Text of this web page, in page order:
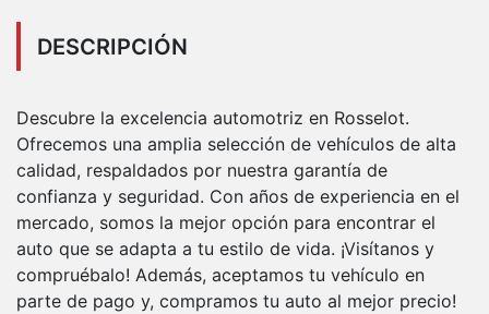
DESCRIPCIÓN
Descubre la excelencia automotriz en Rosselot.
Ofrecemos una amplia selección de vehículos de alta
calidad, respaldados por nuestra garantía de
confianza y seguridad. Con años de experiencia en el
mercado, somos la mejor opción para encontrar el
auto que se adapta a tu estilo de vida. ¡Visítanos y
compruébalo! Además, aceptamos tu vehículo en
parte de pago y, compramos tu auto al mejor precio!